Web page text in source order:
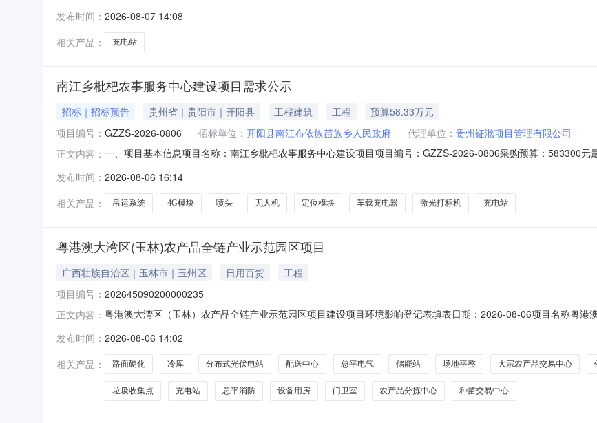
发布时间： 2026-08-07 14:08
相关产品：
充电站
南江乡枇杷农事服务中心建设项目需求公示
招标｜招标预告 贵州省｜贵阳市｜开阳县 工程建筑 工程
预算58.33万元
项目编号： GZZS-2026-0806 招标单位： 开阳县南江布依族苗族乡人民政府 代理单位： 贵州钲淞项目管理有限公司
正文内容： 一、项目基本信息项目名称：南江乡枇杷农事服务中心建设项目项目编号：GZZS-2026-0806采购预算：583300
苗族乡人民政府项目联系人：钟济丞联系电话：187860450492、代理机构代理全称：贵州钲淞项目管理有限公司
发布时间： 2026-08-06 16:14
相关产品：
吊运系统 4G模块 喷头 无人机 定位模块 车载充电器 激光打标机 充电站
粤港澳大湾区(玉林)农产品全链产业示范园区项目
广西壮族自治区｜玉林市｜玉州区 日用百货
工程
项目编号： 202645090200000235
正文内容： 粤港澳大湾区（玉林）农产品全链产业示范园区项目建设项目环境影响登记表填表日期：2026-08-06项目名称粤
元)50374环保投资(万元)12拟投入生产运营日期2029-12-20建设性质新建备案依据该项目属于《建设项目环境影响
于
发布时间： 2026-08-06 14:02
相关产品：
路面硬化 冷库 分布式光伏电站 配送中心 总平电气 储能站 场地平整 大宗农产品交易中心
垃圾收集点 充电站 总平消防 设备用房 门卫室 农产品分拣中心 种苗交易中心